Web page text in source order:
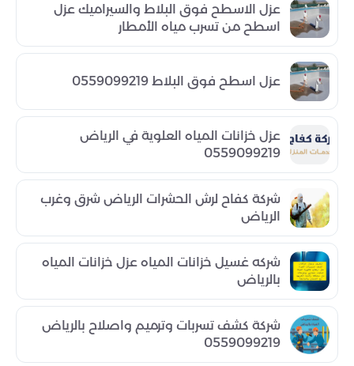
عزل الاسطح فوق البلاط والسيراميك عزل
اسطح من تسرب مياه الأمطار
عزل اسطح فوق البلاط 0559099219
عزل خزانات المياه العلوية في الرياض
0559099219
شركة كفاح لرش الحشرات الرياض شرق وغرب
الرياض
شركه غسيل خزانات المياه عزل خزانات المياه
بالرياض
شركة كشف تسربات وترميم واصلاح بالرياض
0559099219